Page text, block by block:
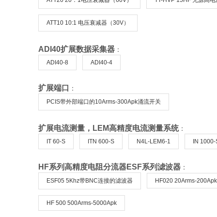
ATT10 10:1 电压衰减器（30V）
ADI40扩展数据采集器 ：
ADI40-8 ADI40-4
扩展端口 ：
PCIS带外部端口的10Arms-300Apk涌流开关
扩展电流测量，LEM高精度电流测量系统：
IT 60-S ITN 600-S N4L-LEM6-1 IN 1000-
HF系列高精度电阻分流器ESF系列滤波器 ：
ESF05 5Khz带BNC连接的滤波器 HF020 20Arms-200Apk
HF 500 500Arms-5000Apk